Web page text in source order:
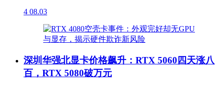
4 08.03
深圳华强北显卡价格飙升：RTX 5060四天涨八
百，RTX 5080破万元